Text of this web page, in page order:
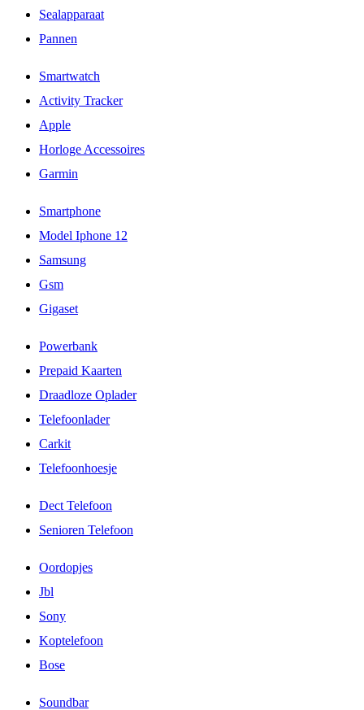
Sealapparaat
Pannen
Smartwatch
Activity Tracker
Apple
Horloge Accessoires
Garmin
Smartphone
Model Iphone 12
Samsung
Gsm
Gigaset
Powerbank
Prepaid Kaarten
Draadloze Oplader
Telefoonlader
Carkit
Telefoonhoesje
Dect Telefoon
Senioren Telefoon
Oordopjes
Jbl
Sony
Koptelefoon
Bose
Soundbar